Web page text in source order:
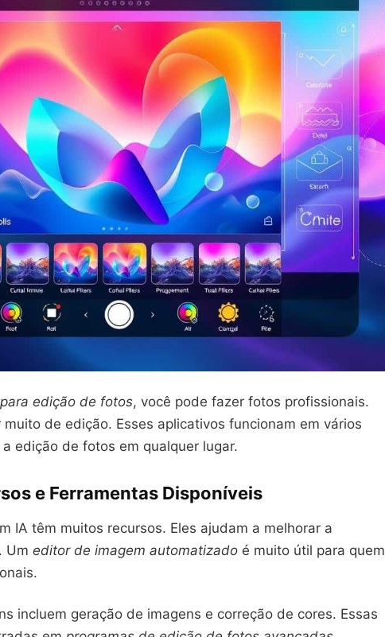
edição de fotos, você pode fazer fotos profissionais.
de edição. Esses aplicativos funcionam em vários
edição de fotos em qualquer lugar.
e Ferramentas Disponíveis
IA têm muitos recursos. Eles ajudam a melhorar a
Um editor de imagem automatizado é muito útil para quem
incluem geração de imagens e correção de cores. Essas